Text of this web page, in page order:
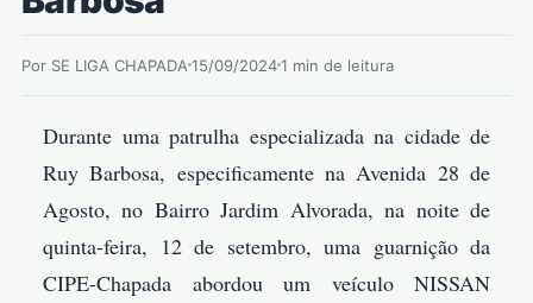
Por SE LIGA CHAPADA 15/09/20241 min de leitura
Durante uma patrulha especializada na cidade de
Ruy Barbosa, especificamente na Avenida 28 de
Agosto, no Bairro Jardim Alvorada, na noite de
quinta-feira, 12 de setembro, uma guarnição da
CIPE-Chapada abordou um veículo NISSAN